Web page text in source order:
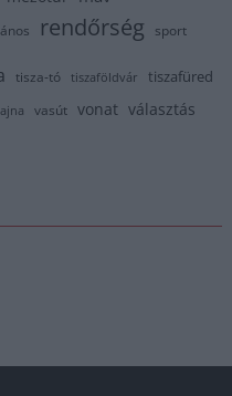
rendőrség sport
tisza-tó tiszaföldvár tiszafüred
vasút vonat választás